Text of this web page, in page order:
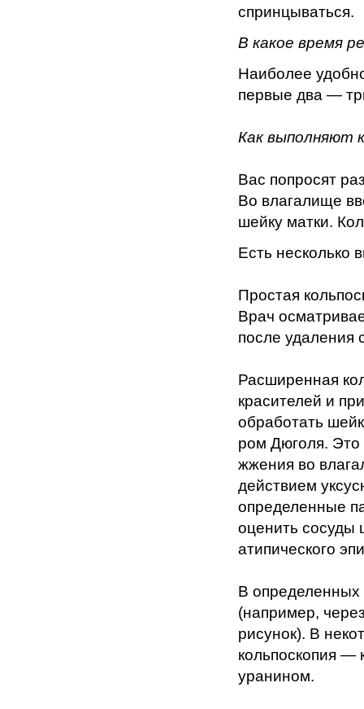
спринцываться.
В какое время
Наиболее
первые два —
Как выполняют
Вас попросят
Во влагалище
шейку матки.
Есть несколько
Простая
Врач
после удаления
Расширенная
красителей и
обработать
ром Дюголя. Это
жжения во
действием
определенные
оценить сосуды
атипического
В определенных
(например,
рисунок). В
кольпоскопия —
уранином.